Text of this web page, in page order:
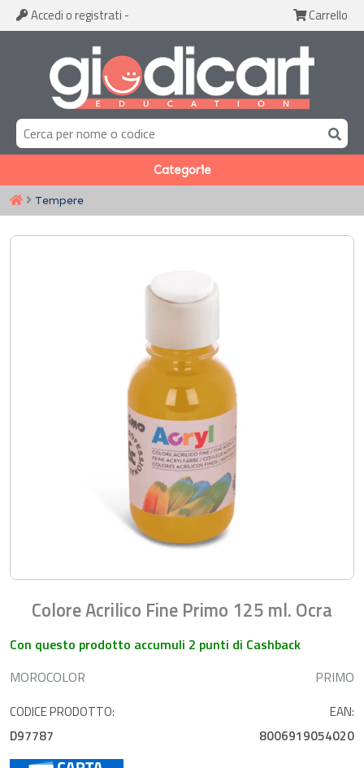
Accedi o registrati - Carrello
Categorie
Tempere
Colore Acrilico Fine Primo 125 ml. Ocra
Con questo prodotto accumuli 2 punti di Cashback
MOROCOLOR
PRIMO
CODICE PRODOTTO:
D97787
EAN:
8006919054020